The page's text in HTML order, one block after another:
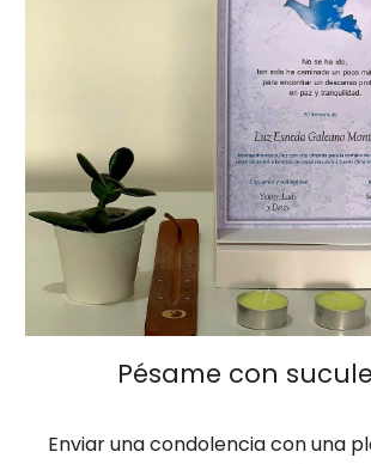
Pésame con
Enviar una condolencia con una